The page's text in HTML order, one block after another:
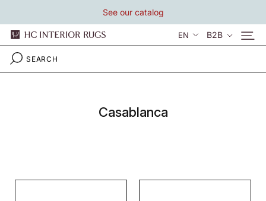
content
See our catalog
Language
EN B2B
Casablanca